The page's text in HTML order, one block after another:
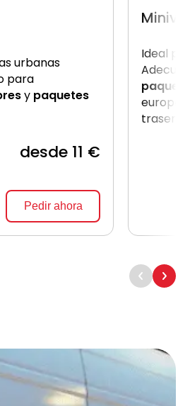
urbanas
para
y paquetes
desde 11 €
Pedir ahora
Ideal
trasera.